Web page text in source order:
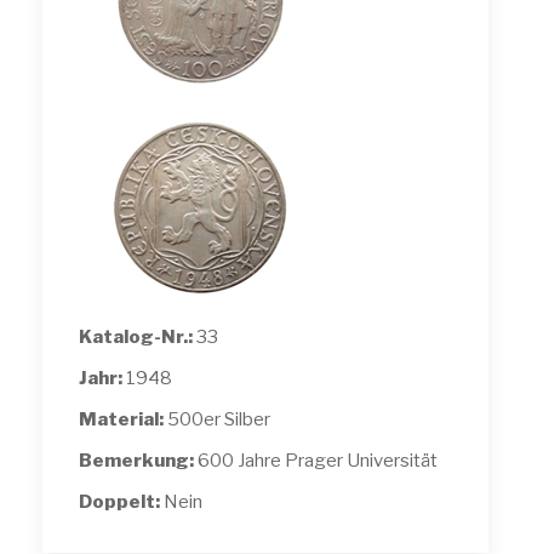
Katalog-Nr.:33
Jahr: 1948
Material: 500er Silber
Bemerkung:600 Jahre Prager Universität
Doppelt: Nein